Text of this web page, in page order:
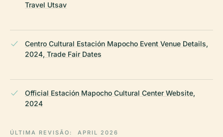
Travel Utsav
Centro Cultural Estación Mapocho Event Venue Details,
2024, Trade Fair Dates
Official Estación Mapocho Cultural Center Website,
2024
ÚLTIMA REVISÃO: APRIL 2026